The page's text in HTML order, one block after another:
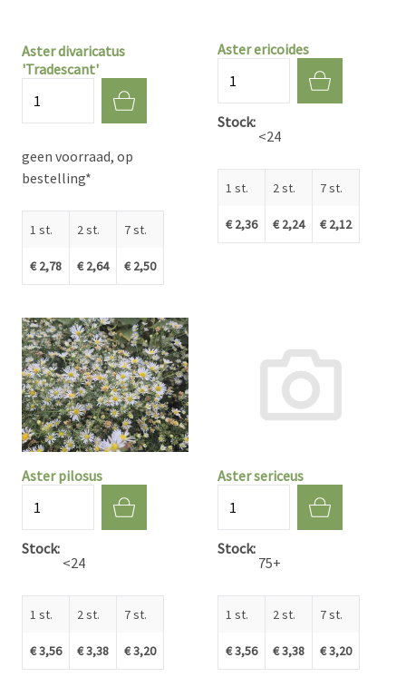
Aster divaricatus
'Tradescant'
geen voorraad, op
bestelling*
1 st.
€ 2,78
2 st.
€ 2,64
7 st.
€ 2,50
Aster ericoides
Stock
<24
1 st.
€ 2,36
2 st.
€ 2,24
7 st.
€ 2,12
Aster pilosus
Stock
<24
1 st.
€ 3,56
2 st.
€ 3,38
7 st.
€ 3,20
Aster sericeus
Stock
75+
1 st.
€ 3,56
2 st.
€ 3,38
7 st.
€ 3,20